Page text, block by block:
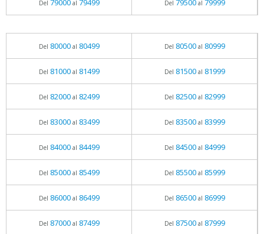
Del 79000al 79499 Del 79500al 79999
Del 80000al 80499 Del 80500al 80999
Del 81000al 81499 Del 81500al 81999
Del 82000al 82499 Del 82500al 82999
Del 83000al 83499 Del 83500al 83999
Del 84000al 84499 Del 84500al 84999
Del 85000al 85499 Del 85500al 85999
Del 86000al 86499 Del 86500al 86999
Del 87000al 87499 Del 87500al 87999